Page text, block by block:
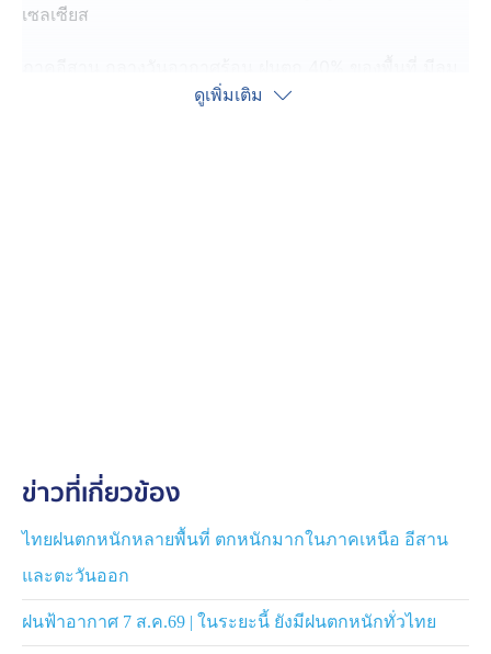
เซลเซียส
กระโชกแรงได้เกือบทั่วทั้งภูมิภาค อุณหภูมิสูงสุด 36-37
ของพื้นที่ ฝนตกหนักและมีลมกระโชกแรงบางแห่ง อุณหภูมิ
#ฝนฟ้าอากาศ #พยากรณ์อากาศ #บีกมลาสน์
ดูเพิ่มเติม
ข่าวที่เกี่ยวข้อง
ไทยฝนตกหนักหลายพื้นที่ ตกหนักมากในภาคเหนือ อีสาน
และตะวันออก
ฝนฟ้าอากาศ 7 ส.ค.69 | ในระยะนี้ ยังมีฝนตกหนักทั่วไทย